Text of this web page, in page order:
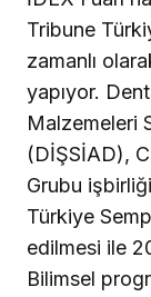
Tribune
zamanlı
yapıyor.
Malzemeleri
(DİŞSİAD),
Grubu
Türkiye
edilmesi ile
Bilimsel